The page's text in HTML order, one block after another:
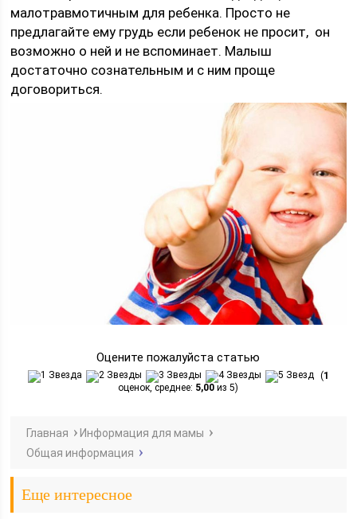
малотравмотичным для ребенка. Просто не
предлагайте ему грудь если ребенок не просит, он
возможно о ней и не вспоминает. Малыш
достаточно сознательным и с ним проще
договориться.
Оцените пожалуйста статью
(1
оценок, среднее: 5,00 из 5)
Главная
Информация для мамы
Общая информация
Еще интересное